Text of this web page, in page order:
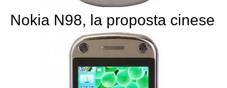
Nokia N98, la proposta cinese